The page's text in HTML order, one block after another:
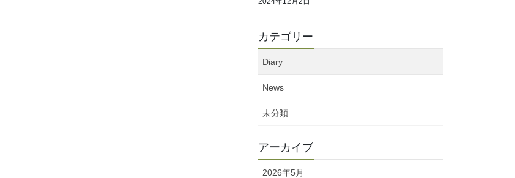
カテゴリー
Diary
News
未分類
アーカイブ
2026年5月